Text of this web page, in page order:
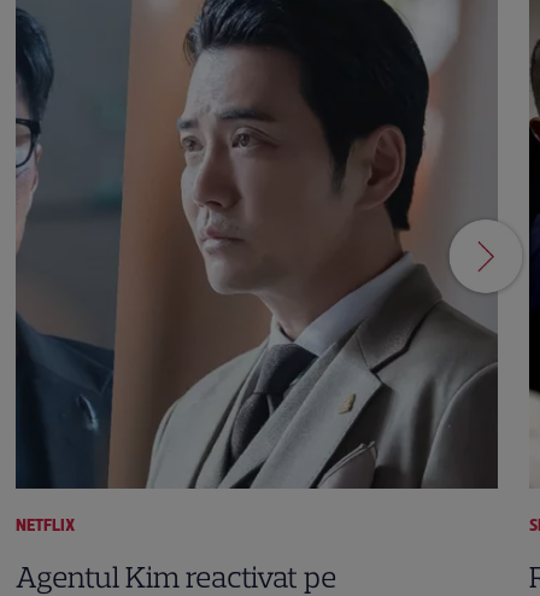
NETFLIX
Agentul Kim reactivat pe